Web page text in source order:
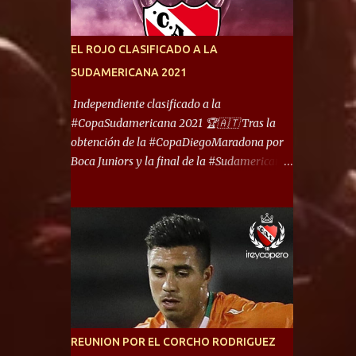
ello son protagonistas de un clásico de los
transitó por la primera división del fútbol
local durante muchos años. Dock Sud es otro
de los que comparten esas tierras, aunque el
foco de atención es la convivencia
Independiente - Racing. “No encuentro, más
reúna tantos logros deportivos, tantos
clubes y tanta gente en este deporte”,
afirmó Facundo Moyano. “Creo que
EL ROJO CLASIFICADO A LA
SUDAMERICANA 2021
Independiente clasificado a la
#CopaSudamericana 2021 🏆🇦🇹 Tras la
obtención de la #CopaDiegoMaradona por
Boca Juniors y la final de la #Sudamericana
Defensa y Justicia o Lanús, dadas estás dos
condiciones el Rey de Copas se clasifica a la
Copa Sudamericana de este 2021. En este
año, la Sudamericana sufrirá modificaciones
en su formato, que iniciará en fase de grupos
con 6 partidos, de los cuales sólo los
primeros de cada grupo jugarán los 8vos.
REUNION POR EL CORCHO RODRIGUEZ